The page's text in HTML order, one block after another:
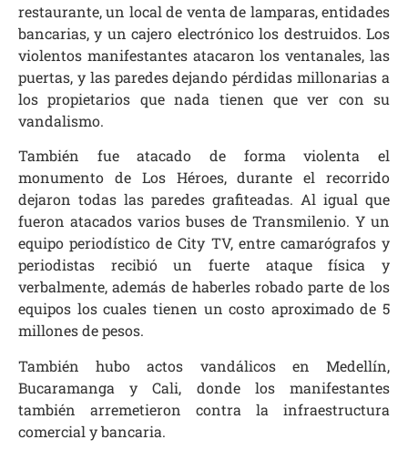
restaurante, un local de venta de lamparas, entidades
bancarias, y un cajero electrónico los destruidos. Los
violentos manifestantes atacaron los ventanales, las
puertas, y las paredes dejando pérdidas millonarias a
los propietarios que nada tienen que ver con su
vandalismo.
También fue atacado de forma violenta el
monumento de Los Héroes, durante el recorrido
dejaron todas las paredes grafiteadas. Al igual que
fueron atacados varios buses de Transmilenio. Y un
equipo periodístico de City TV, entre camarógrafos y
periodistas recibió un fuerte ataque física y
verbalmente, además de haberles robado parte de los
equipos los cuales tienen un costo aproximado de 5
millones de pesos.
También hubo actos vandálicos en Medellín,
Bucaramanga y Cali, donde los manifestantes
también arremetieron contra la infraestructura
comercial y bancaria.